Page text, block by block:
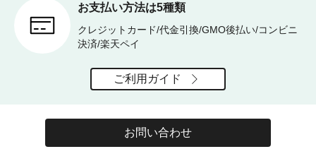
お支払い方法は5種類
クレジットカード/代金引換/GMO後払い/コンビニ
決済/楽天ペイ
ご利用ガイド
お問い合わせ